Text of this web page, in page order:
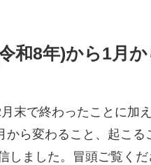
和8年)から1月
末で終わったことに加
から変わること、起こる
しました。冒頭ご覧くだ